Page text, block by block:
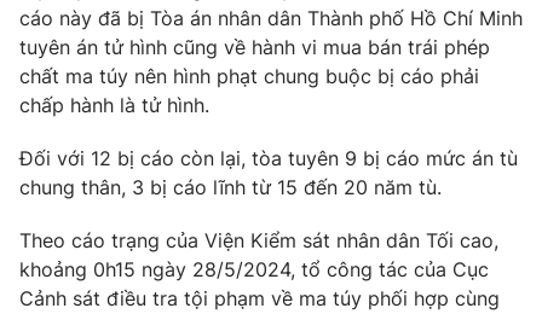
VTV Money VTV Thể thao
VTV4 Vươn mình bằng AI
cáo này đã bị Tòa án nhân dân Thành phố Hồ Chí Minh
tuyên án tử hình cũng về hành vi mua bán trái phép
chất ma túy nên hình phạt chung buộc bị cáo phải
chấp hành là tử hình.
Đối với 12 bị cáo còn lại, tòa tuyên 9 bị cáo mức án tù
chung thân, 3 bị cáo lĩnh từ 15 đến 20 năm tù.
Theo cáo trạng của Viện Kiểm sát nhân dân Tối cao,
khoảng 0h15 ngày 28/5/2024, tổ công tác của Cục
Cảnh sát điều tra tội phạm về ma túy phối hợp cùng